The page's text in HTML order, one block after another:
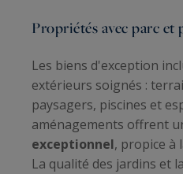
Propriétés avec parc et
Les biens d'exception
extérieurs soignés :
paysagers, piscines et
aménagements offrent
exceptionnel, propice à
La qualité des jardins et